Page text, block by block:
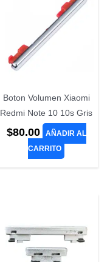
Boton Volumen Xiaomi
Redmi Note 10 10s Gris
$80.00
AÑADIR AL
CARRITO